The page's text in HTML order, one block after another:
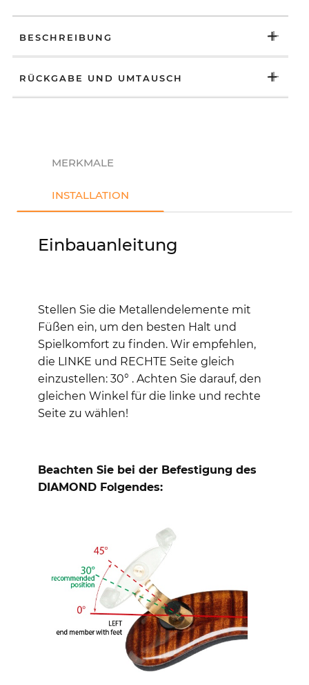
BESCHREIBUNG
RÜCKGABE UND UMTAUSCH
MERKMALE
INSTALLATION
Einbauanleitung
Stellen Sie die Metallendelemente mit
Füßen ein, um den besten Halt und
Spielkomfort zu finden. Wir empfehlen,
die LINKE und RECHTE Seite gleich
einzustellen: 30° . Achten Sie darauf, den
gleichen Winkel für die linke und rechte
Seite zu wählen!
Beachten Sie bei der Befestigung des
DIAMOND Folgendes: